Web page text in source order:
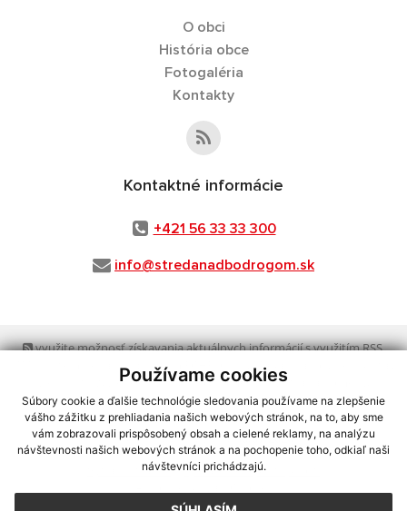
Používame cookies
Súbory cookie a ďalšie technológie sledovania používame na zlepšenie
vášho zážitku z prehliadania našich webových stránok, na to, aby sme
vám zobrazovali prispôsobený obsah a cielené reklamy, na analýzu
návštevnosti našich webových stránok a na pochopenie toho, odkiaľ naši
návštevníci prichádzajú.
O obci
História obce
Fotogaléria
Kontakty
Kontaktné informácie
+421 56 33 33 300
info@stredanadbodrogom.sk
využite možnosť získavania aktuálnych informácií s využitím RSS,
CMS systém (redakčný) systém ECHELON 2, Mapa stránok
webex.digital, s.r.o.,domény,registrácia domény
spoločnosť webex.digital, s.r.o.,technický prevádzkovateľ
Posledná aktualizácia:30.07.2026
Vytlačiť stránku|Vyhlásenie o prístupnosti